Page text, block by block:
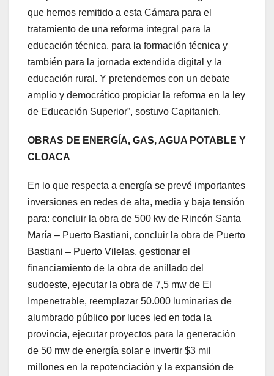
que hemos remitido a esta Cámara para el
tratamiento de una reforma integral para la
educación técnica, para la formación técnica y
también para la jornada extendida digital y la
educación rural. Y pretendemos con un debate
amplio y democrático propiciar la reforma en la ley
de Educación Superior”, sostuvo Capitanich.
OBRAS DE ENERGÍA, GAS, AGUA POTABLE Y
CLOACA
En lo que respecta a energía se prevé importantes
inversiones en redes de alta, media y baja tensión
para: concluir la obra de 500 kw de Rincón Santa
María – Puerto Bastiani, concluir la obra de Puerto
Bastiani – Puerto Vilelas, gestionar el
financiamiento de la obra de anillado del
sudoeste, ejecutar la obra de 7,5 mw de El
Impenetrable, reemplazar 50.000 luminarias de
alumbrado público por luces led en toda la
provincia, ejecutar proyectos para la generación
de 50 mw de energía solar e invertir $3 mil
millones en la repotenciación y la expansión de